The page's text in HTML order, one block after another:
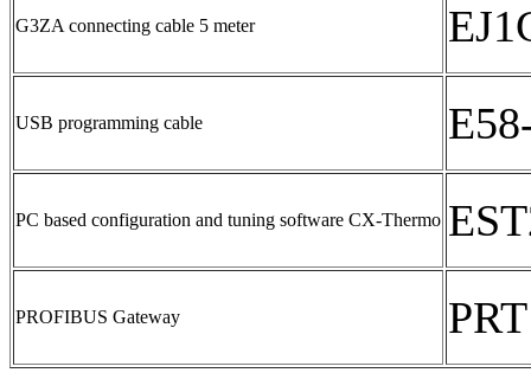
G3ZA connecting cable 5 meter
USB programming cable
PC based configuration and tuning software CX-Thermo
PROFIBUS Gateway